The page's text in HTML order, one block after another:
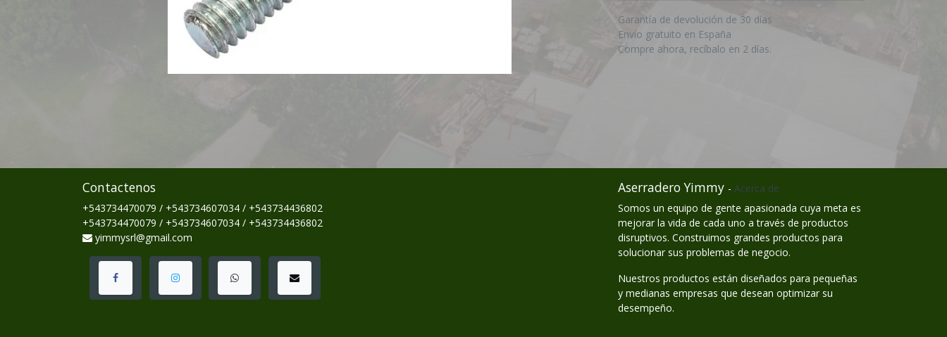
Garantía de devolución de 30 días
Envío gratuito en España
Compre ahora, recíbalo en 2 días.
Contactenos
+543734470079 / +543734607034 / +543734436802
+543734470079 / +543734607034 / +543734436802
yimmysrl@gmail.com
Aserradero Yimmy - Acerca de
Somos un equipo de gente apasionada cuya meta es
mejorar la vida de cada uno a través de productos
disruptivos. Construimos grandes productos para
solucionar sus problemas de negocio.
Nuestros productos están diseñados para pequeñas
y medianas empresas que desean optimizar su
desempeño.